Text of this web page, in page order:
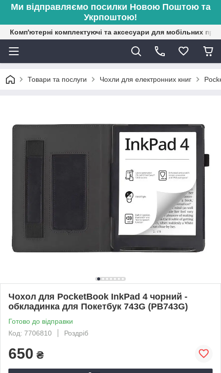
Ми відправляємо посилки Новою Поштою та
Укрпоштою!
Комп'ютерні комплектуючі та аксесуари для мобільних
Товари та послуги Чохли для електронних книг
Чохол для PocketBook InkPad 4 чорний -
обкладинка для Покетбук 743G (PB743G)
Готово до відправки
Код: 7706810
Роздріб
650 ₴